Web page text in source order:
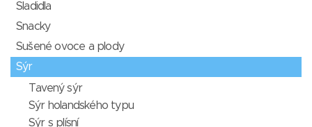
Sladidla
Snacky
Sušené ovoce a plody
Sýr
Tavený sýr
Sýr holandského typu
Sýr s plísní